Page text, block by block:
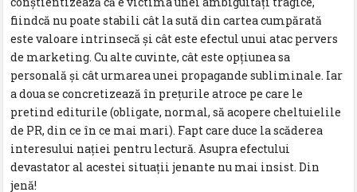
fiindcă nu poate stabili cât la sută din cartea cumpărată
este valoare intrinsecă și cât este efectul unui atac pervers
de marketing. Cu alte cuvinte, cât este opțiunea sa
personală și cât urmarea unei propagande subliminale. Iar
a doua se concretizează în prețurile atroce pe care le
pretind editurile (obligate, normal, să acopere cheltuielile
de PR, din ce în ce mai mari). Fapt care duce la scăderea
interesului nației pentru lectură. Asupra efectului
devastator al acestei situații jenante nu mai insist. Din
jenă!